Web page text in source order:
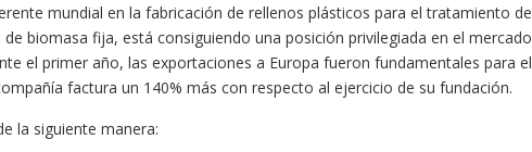
mundial en la fabricación de rellenos plásticos para el tratamiento de
biomasa fija, está consiguiendo una posición privilegiada en el mercado
el primer año, las exportaciones a Europa fueron fundamentales para el
factura un 140% más con respecto al ejercicio de su fundación.
la siguiente manera: